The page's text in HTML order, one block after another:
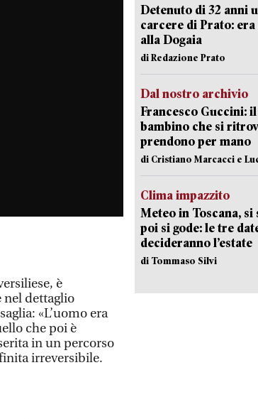
è
nel dettaglio
«L’uomo era
che poi è
in un percorso
irreversibile.
Detenuto di 32 anni
carcere di Prato:
alla Dogaia
di Redazione Prato
Dal nostro archivio
Francesco Guccini:
bambino che si
prendono per mano
di Cristiano Marcacci e
Clima impazzito
Meteo in Toscana,
poi si gode: le tre
decideranno l’estate
di Tommaso Silvi